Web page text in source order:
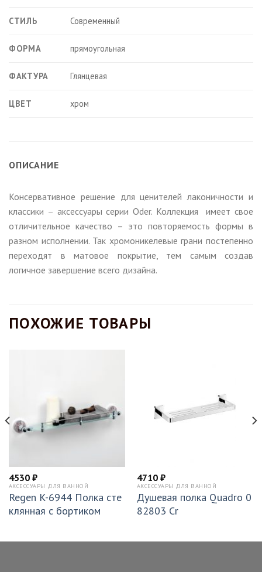
СТИЛЬ Современный
ФОРМА прямоугольная
ФАКТУРА Глянцевая
ЦВЕТ хром
ОПИСАНИЕ
Консервативное решение для ценителей лаконичности и
классики – аксессуары серии Oder. Коллекция имеет свое
отличительное качество – это повторяемость формы в
разном исполнении. Так хромоникелевые грани постепенно
переходят в матовое покрытие, тем самым создав
логичное завершение всего дизайна.
ПОХОЖИЕ ТОВАРЫ
4530 ₽
АКСЕССУАРЫ ДЛЯ ВАННОЙ
Regen K-6944 Полка сте
клянная с бортиком
4710 ₽
АКСЕССУАРЫ ДЛЯ ВАННОЙ
Душевая полка Quadro 0
82803 Cr